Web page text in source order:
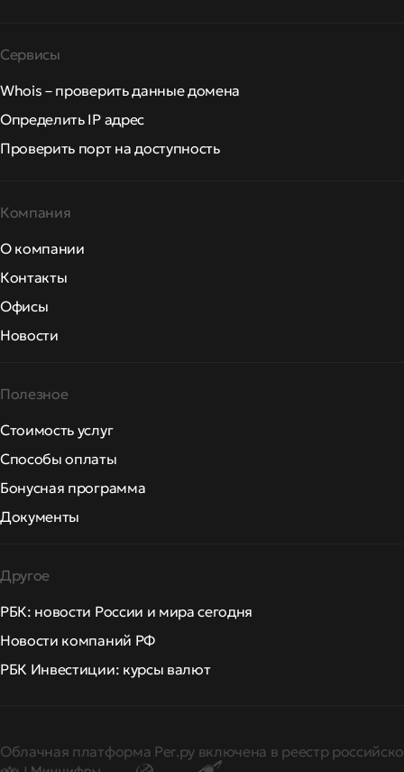
Сервисы
Whois – проверить данные домена
Определить IP адрес
Проверить порт на доступность
Компания
О компании
Контакты
Офисы
Новости
Полезное
Стоимость услуг
Способы оплаты
Бонусная программа
Документы
Другое
РБК: новости России и мира сегодня
Новости компаний РФ
РБК Инвестиции: курсы валют
Облачная платформа Рег.ру включена в реестр